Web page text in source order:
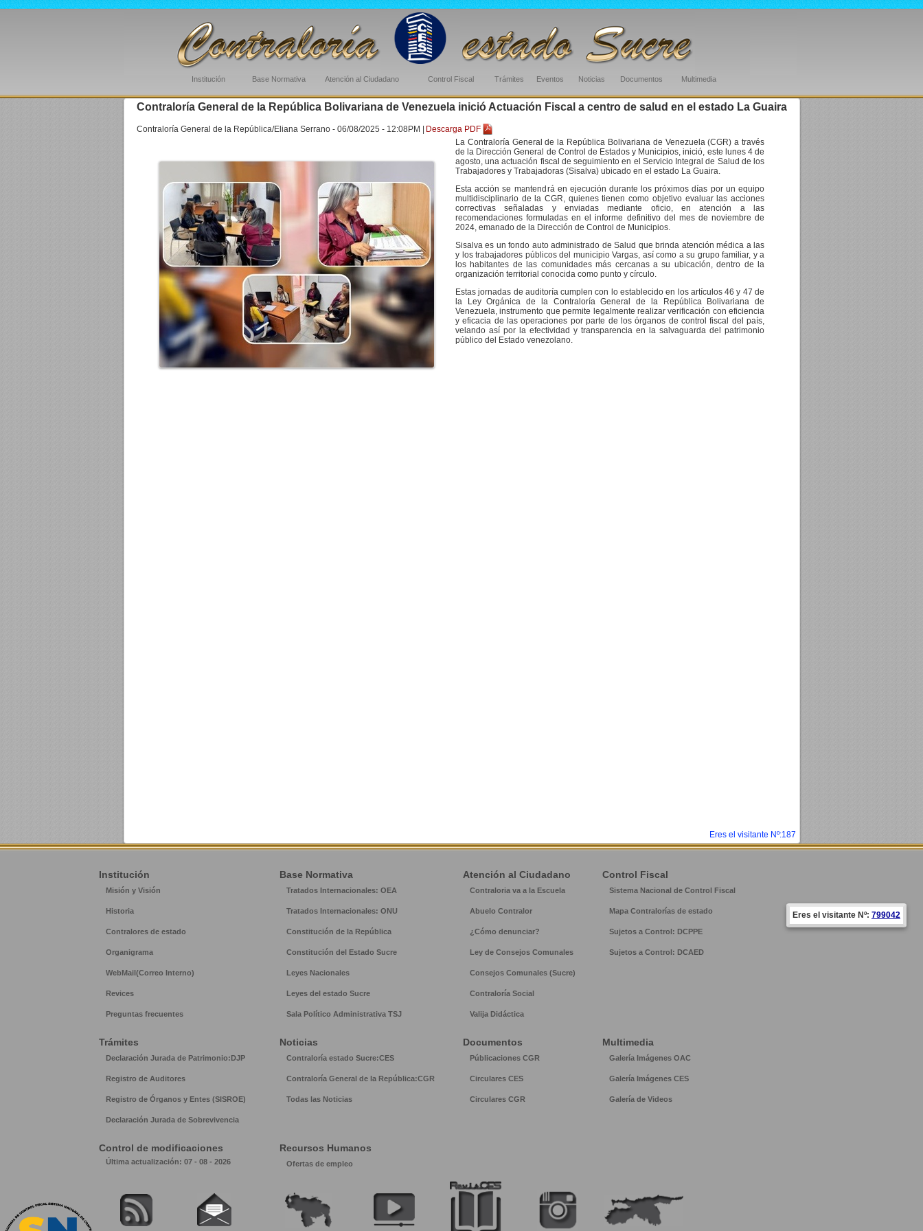
Institución Base Normativa Atención al Ciudadano Control Fiscal Trámites Eventos Noticias Documentos Multimedia
Contraloría General de la República Bolivariana de Venezuela inició Actuación Fiscal a centro de salud en el estado La Guaira
Contraloría General de la República/Eliana Serrano - 06/08/2025 - 12:08PM |
Descarga PDF
La Contraloría General de la República Bolivariana de Venezuela (CGR) a través
de la Dirección General de Control de Estados y Municipios, inició, este lunes 4 de
agosto, una actuación fiscal de seguimiento en el Servicio Integral de Salud de los
Trabajadores y Trabajadoras (Sisalva) ubicado en el estado La Guaira.
Esta acción se mantendrá en ejecución durante los próximos días por un equipo
multidisciplinario de la CGR, quienes tienen como objetivo evaluar las acciones
correctivas señaladas y enviadas mediante oficio, en atención a las
recomendaciones formuladas en el informe definitivo del mes de noviembre de
2024, emanado de la Dirección de Control de Municipios.
Sisalva es un fondo auto administrado de Salud que brinda atención médica a las
y los trabajadores públicos del municipio Vargas, así como a su grupo familiar, y a
los habitantes de las comunidades más cercanas a su ubicación, dentro de la
organización territorial conocida como punto y círculo.
Estas jornadas de auditoría cumplen con lo establecido en los artículos 46 y 47 de
la Ley Orgánica de la Contraloría General de la República Bolivariana de
Venezuela, instrumento que permite legalmente realizar verificación con eficiencia
y eficacia de las operaciones por parte de los órganos de control fiscal del país,
velando así por la efectividad y transparencia en la salvaguarda del patrimonio
público del Estado venezolano.
Eres el visitante Nº:187
Institución Base Normativa Atención al Ciudadano Control Fiscal
Misión y Visión Tratados Internacionales: OEA Contraloria va a la Escuela Sistema Nacional de Control Fiscal
Historia Tratados Internacionales: ONU Abuelo Contralor Mapa Contralorías de estado
Contralores de estado Constitución de la República ¿Cómo denunciar? Sujetos a Control: DCPPE
Organigrama Constitución del Estado Sucre Ley de Consejos Comunales Sujetos a Control: DCAED
WebMail(Correo Interno) Leyes Nacionales Consejos Comunales (Sucre)
Revices Leyes del estado Sucre Contraloría Social
Preguntas frecuentes Sala Político Administrativa TSJ Valija Didáctica
Trámites Noticias Documentos Multimedia
Declaración Jurada de Patrimonio:DJP Contraloría estado Sucre:CES Públicaciones CGR Galería Imágenes OAC
Registro de Auditores Contraloría General de la República:CGR Circulares CES Galería Imágenes CES
Registro de Órganos y Entes (SISROE) Todas las Noticias Circulares CGR Galería de Videos
Declaración Jurada de Sobrevivencia
Control de modificaciones Recursos Humanos
Última actualización: 07 - 08 - 2026 Ofertas de empleo
Eres el visitante Nº: 799042